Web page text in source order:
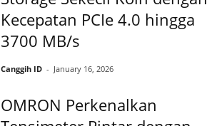
Kecepatan PCIe 4.0 hingga
3700 MB/s
Canggih ID - January 16, 2026
OMRON Perkenalkan